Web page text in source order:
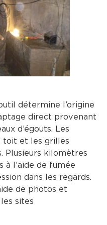
détermine l’origine
direct provenant
d’égouts. Les
toit et les grilles
Plusieurs kilomètres
à l’aide de fumée
dans les regards.
de photos et
sites